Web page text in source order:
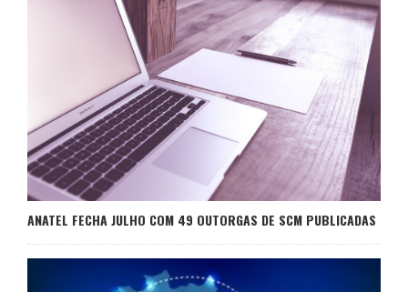
ANATEL FECHA JULHO COM 49 OUTORGAS DE SCM PUBLICADAS